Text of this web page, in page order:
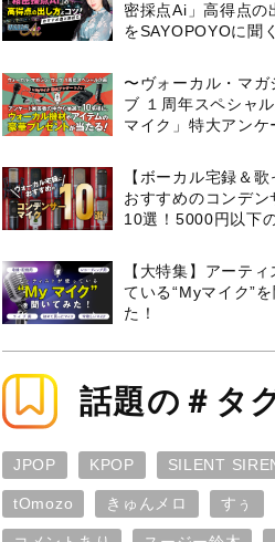
密採点Ai」高得点の
をSAYOPOYOに聞
〜ヴォーカル・マガ
ブ １周年スペシャ
マイク」特大アンケ
【ボーカル宅録＆歌
おすすめのコンデン
10選！5000円以下
【大特集】アーテ
ている“Myマイク”
た！
話題の＃タ
JPOP KPOP SILENT
tOmozo きゅんメロ すぅ